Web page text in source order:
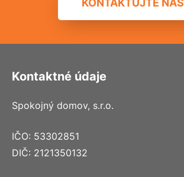
KONTAKTUJTE NÁS
Kontaktné údaje
Spokojný domov, s.r.o.
IČO: 53302851
DIČ: 2121350132